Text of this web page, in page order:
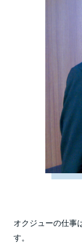
オクジューの仕事
す。